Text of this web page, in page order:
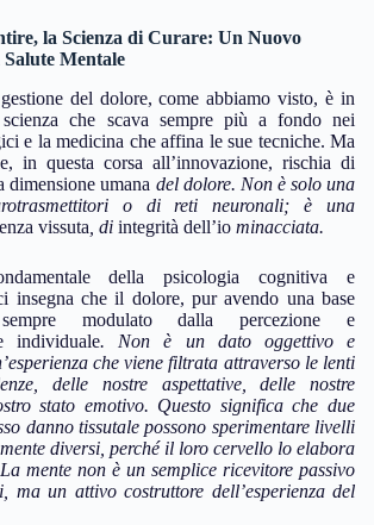
la Scienza di Curare: Un Nuovo
Mentale
del dolore, come abbiamo visto, è in
che scava sempre più a fondo nei
e la medicina che affina le sue tecniche. Ma
in questa corsa all’innovazione, rischia di
dimensione umana del dolore. Non è solo una
o di reti neuronali; è una
vissuta , di integrità dell’io minacciata.
della psicologia cognitiva e
insegna che il dolore, pur avendo una base
modulato dalla percezione e
individuale. Non è un dato oggettivo e
che viene filtrata attraverso le lenti
delle nostre aspettative, delle nostre
stato emotivo. Questo significa che due
danno tissutale possono sperimentare livelli
diversi, perché il loro cervello lo elabora
mente non è un semplice ricevitore passivo
ma un attivo costruttore dell’esperienza del